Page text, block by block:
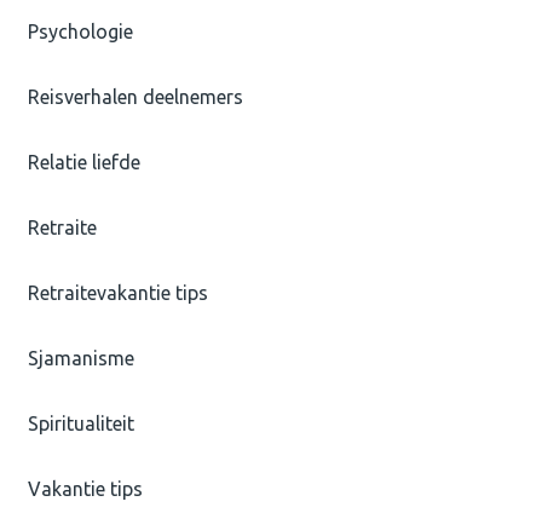
Psychologie
Reisverhalen deelnemers
Relatie liefde
Retraite
Retraitevakantie tips
Sjamanisme
Spiritualiteit
Vakantie tips